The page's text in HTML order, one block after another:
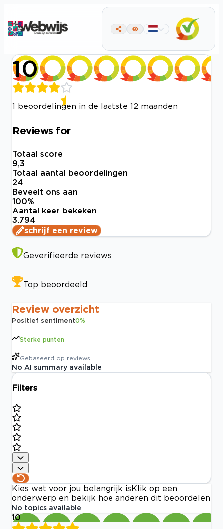
10
1 beoordelingen in de laatste 12 maanden
Reviews for
Totaal score
9,3
Totaal aantal beoordelingen
24
Beveelt ons aan
100%
Aantal keer bekeken
3.794
schrijf een review
Geverifieerde reviews
Top beoordeeld
Review overzicht
Positief sentiment0%
Sterke punten
Gebaseerd op reviews
No AI summary available
Filters
Kies wat voor jou belangrijk is Klik op een
onderwerp en bekijk hoe anderen dit beoordelen
No topics available
10